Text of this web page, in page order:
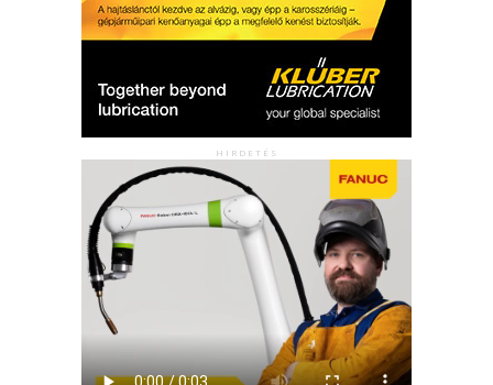
HIRDETÉS